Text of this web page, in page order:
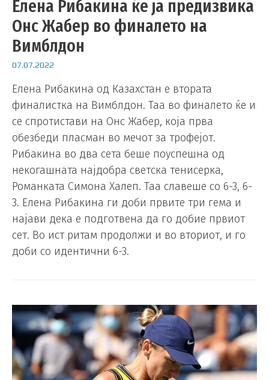
Елена Рибакина ќе ја предизвика
Онс Жабер во финалето на
Вимблдон
07.07.2022
Елена Рибакина од Казахстан е втората
финалистка на Вимблдон. Таа во финалето ќе и
се спротистави на Онс Жабер, која прва
обезбеди пласман во мечот за трофејот.
Рибакина во два сета беше поуспешна од
некогашната најдобра светска тенисерка,
Романката Симона Халеп. Таа славеше со 6-3, 6-
3. Елена Рибакина ги доби првите три гема и
најави дека е подготвена да го добие првиот
сет. Во ист ритам продолжи и во вториот, и го
доби со идентични 6-3.